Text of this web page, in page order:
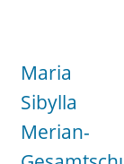
springen
Maria
Sibylla
Merian-